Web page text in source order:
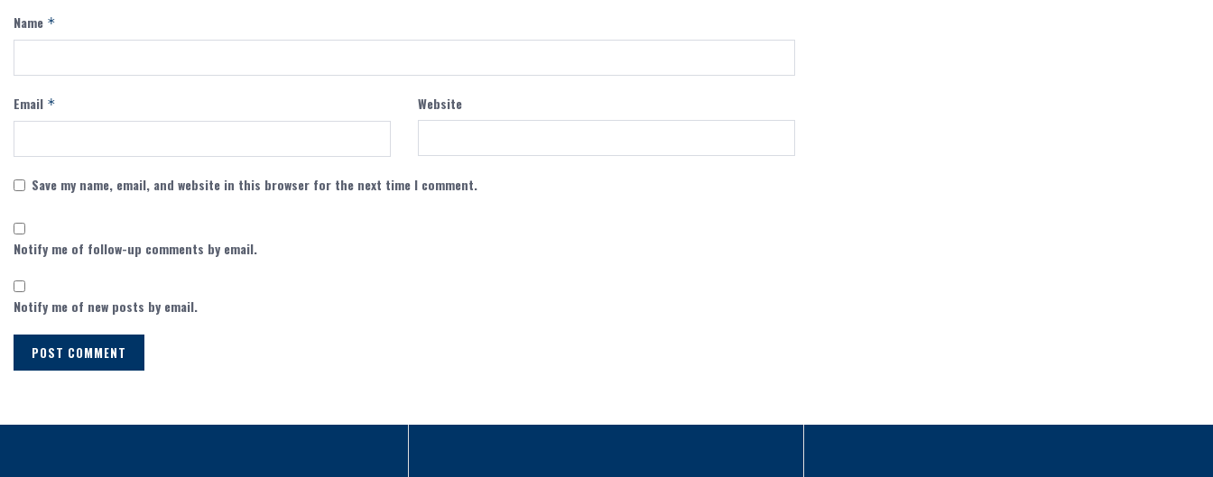
Name *
Email * Website
Save my name, email, and website in this browser for the next time I comment.
Notify me of follow-up comments by email.
Notify me of new posts by email.